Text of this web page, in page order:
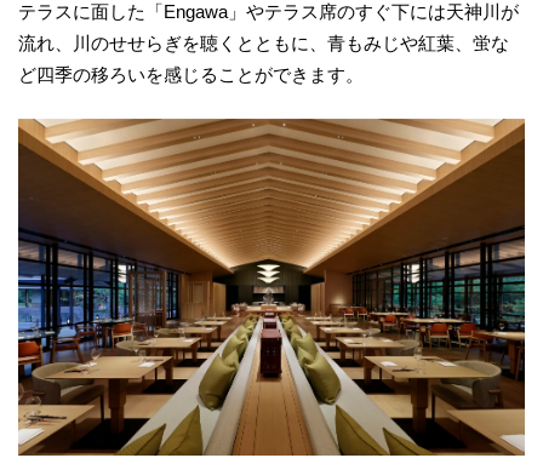
テラスに面した「Engawa」やテラス席のすぐ下には天神川が
流れ、川のせせらぎを聴くとともに、青もみじや紅葉、蛍な
ど四季の移ろいを感じることができます。